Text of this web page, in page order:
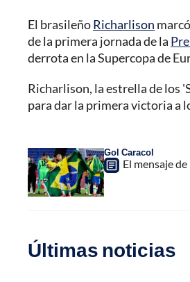
El brasileñoRicharlison
de la primera jornada de la
derrota en la Supercopa de
Richarlison, la estrella de los
para dar la primera victoria a
Gol Caracol
El mensaje
Últimas noticias